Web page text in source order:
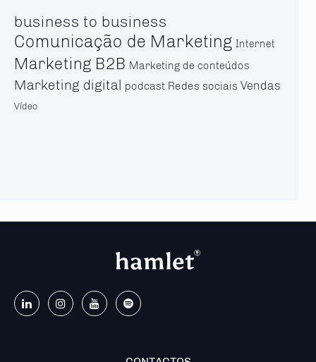
business to business
Comunicação de Marketing Internet
Marketing B2B Marketing de conteúdos
Marketing digital podcast Redes sociais Vendas
Vídeo